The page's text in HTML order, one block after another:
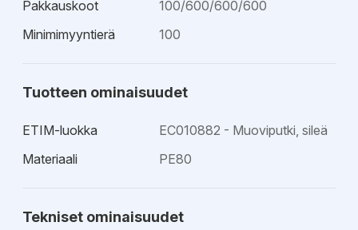
Pakkauskoot
100/600/600/600
Minimimyyntierä
100
Tuotteen ominaisuudet
ETIM-luokka
EC010882 - Muoviputki, sileä
Materiaali
PE80
Tekniset ominaisuudet